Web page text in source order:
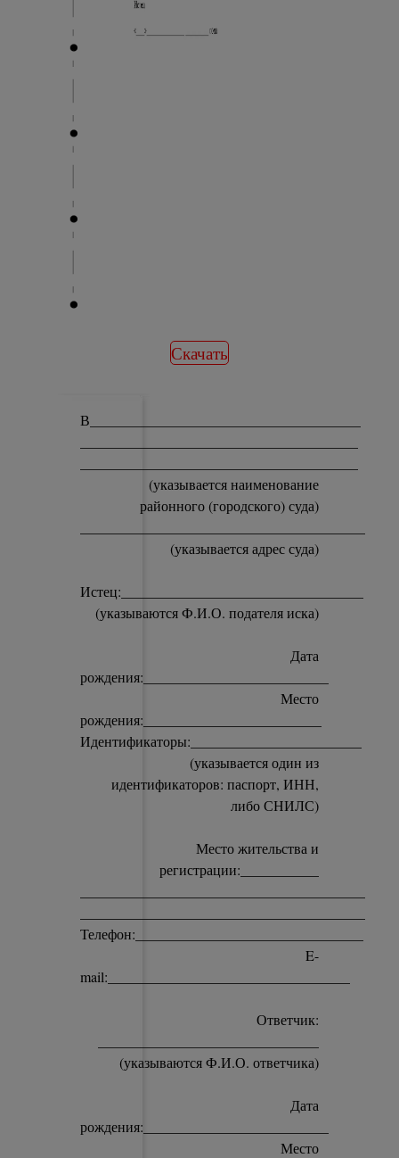
Скачать
В______________________________________
(указывается наименование
районного (городского) суда)
(указывается адрес суда)
Истец:__________________________________
(указываются Ф.И.О. подателя иска)
Дата
рождения:__________________________
Место
рождения:_________________________
Идентификаторы:________________________
(указывается один из
идентификаторов: паспорт, ИНН,
либо СНИЛС)
Место жительства и
регистрации:___________
Телефон:________________________________
E-
mail:__________________________________
Ответчик:
(указываются Ф.И.О. ответчика)
Дата
рождения:__________________________
Место